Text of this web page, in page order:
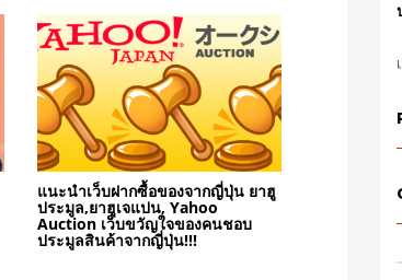
แนะนำเว็บฝากซื้อของจากญี่ปุ่น ยาฮู
ประมูล,ยาฮูเจแปน, Yahoo
Auction เว็บขวัญใจของคนชอบ
ประมูลสินค้าจากญี่ปุ่น!!!